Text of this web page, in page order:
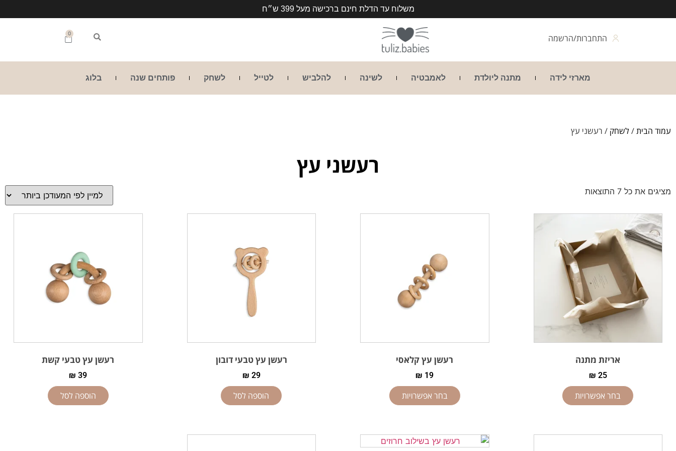
משלוח עד הדלת חינם ברכישה מעל 399 ש״ח
התחברות/הרשמה 0
מארזי לידה מתנה ליולדת לאמבטיה לשינה להלביש לטייל לשחק פותחים שנה בלוג
עמוד הבית/לשחק / רעשני עץ
רעשני עץ
מציגים את כל ⁦7⁩ התוצאות
אריזת מתנה
₪ 25
בחר אפשרויות
רעשן עץ קלאסי
₪ 19
בחר אפשרויות
רעשן עץ טבעי דובון
₪ 29
הוספה לסל
רעשן עץ טבעי קשת
₪ 39
הוספה לסל